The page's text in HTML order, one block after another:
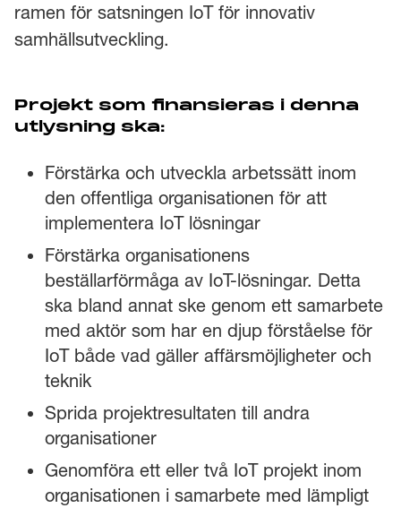
ramen för satsningen IoT för innovativ
samhällsutveckling.
Projekt som finansieras i denna
utlysning ska:
Förstärka och utveckla arbetssätt inom
den offentliga organisationen för att
implementera IoT lösningar
Förstärka organisationens
beställarförmåga av IoT-lösningar. Detta
ska bland annat ske genom ett samarbete
med aktör som har en djup förståelse för
IoT både vad gäller affärsmöjligheter och
teknik
Sprida projektresultaten till andra
organisationer
Genomföra ett eller två IoT projekt inom
organisationen i samarbete med lämpligt